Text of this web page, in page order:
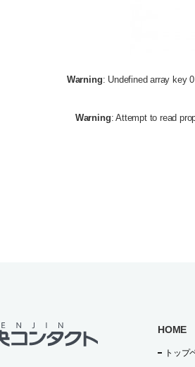
Warning: Undefined array key
Warning: Attempt to read
HOME
トップ